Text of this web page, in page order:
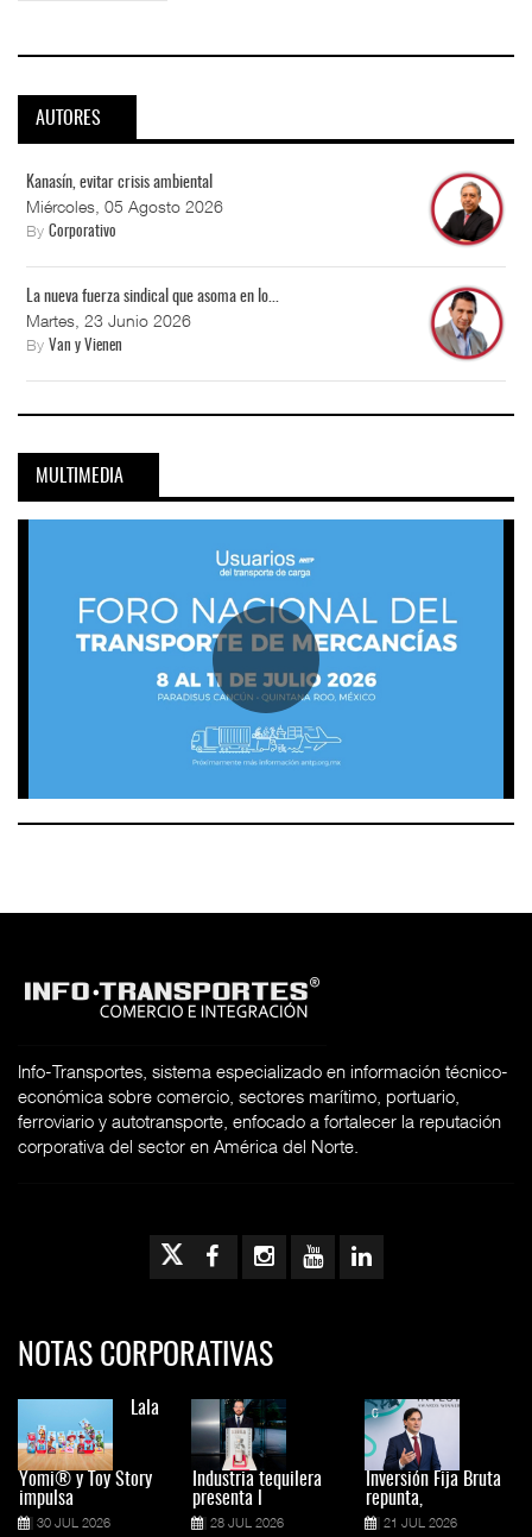
AUTORES
Kanasín, evitar crisis ambiental
Miércoles, 05 Agosto 2026
By Corporativo
La nueva fuerza sindical que asoma en lo...
Martes, 23 Junio 2026
By Van y Vienen
MULTIMEDIA
Info-Transportes, sistema especializado en información técnico-
económica sobre comercio, sectores marítimo, portuario,
ferroviario y autotransporte, enfocado a fortalecer la reputación
corporativa del sector en América del Norte.
NOTAS CORPORATIVAS
Lala
Yomi® y Toy Story
impulsa
30 JUL 2026
Industria tequilera
presenta l
28 JUL 2026
Inversión Fija Bruta
repunta,
21 JUL 2026